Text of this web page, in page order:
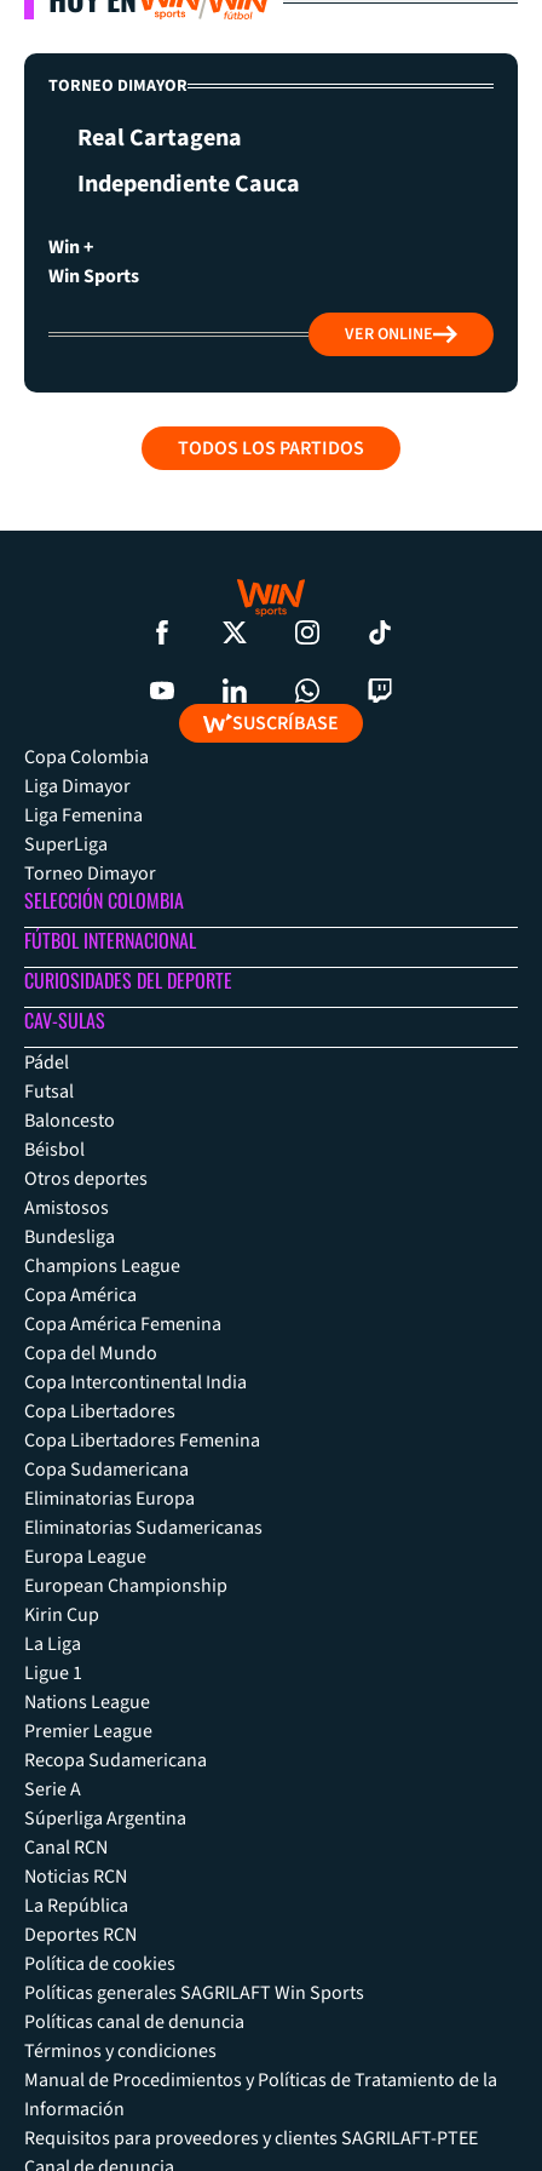
TORNEO DIMAYOR
Real Cartagena
Independiente Cauca
Win +
Win Sports
VER ONLINE
TODOS LOS PARTIDOS
SUSCRÍBASE
Copa Colombia
Liga Dimayor
Liga Femenina
SuperLiga
Torneo Dimayor
SELECCIÓN COLOMBIA
FÚTBOL INTERNACIONAL
CURIOSIDADES DEL DEPORTE
CAV-SULAS
Pádel
Futsal
Baloncesto
Béisbol
Otros deportes
Amistosos
Bundesliga
Champions League
Copa América
Copa América Femenina
Copa del Mundo
Copa Intercontinental India
Copa Libertadores
Copa Libertadores Femenina
Copa Sudamericana
Eliminatorias Europa
Eliminatorias Sudamericanas
Europa League
European Championship
Kirin Cup
La Liga
Ligue 1
Nations League
Premier League
Recopa Sudamericana
Serie A
Súperliga Argentina
Canal RCN
Noticias RCN
La República
Deportes RCN
Política de cookies
Políticas generales SAGRILAFT Win Sports
Políticas canal de denuncia
Términos y condiciones
Manual de Procedimientos y Políticas de Tratamiento de la
Información
Requisitos para proveedores y clientes SAGRILAFT-PTEE